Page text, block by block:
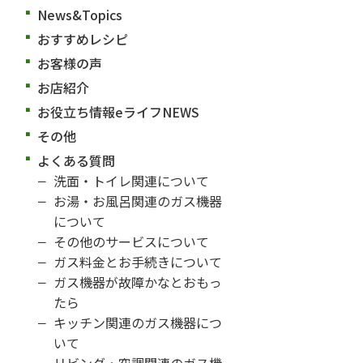
News&Topics
おすすめレシピ
お客様の声
お店紹介
お役立ち情報eライフNEWS
その他
よくある質問
洗面・トイレ関連について
お湯・お風呂関連のガス機器
について
その他のサービスについて
ガス料金とお手続きについて
ガス機器が故障かなとおもっ
たら
キッチン関連のガス機器につ
いて